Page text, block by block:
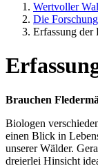
Wertvoller
Die Forschung
Erfassung der
Brauchen
Biologen
einen Blick in
unserer Wälder.
dreierlei Hinsicht